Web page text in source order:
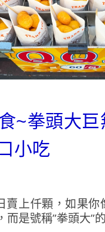
~拳頭大巨
小吃
上仟顆，如果你
是號稱”拳頭大”